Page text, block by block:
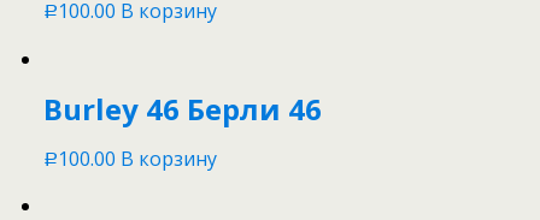
Р 100.00 В корзину
Burley 46 Берли 46
Р 100.00 В корзину